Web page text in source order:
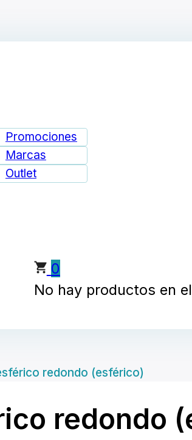
Promociones
Marcas
Outlet
0
No hay productos en
redondo (esférico)
redondo